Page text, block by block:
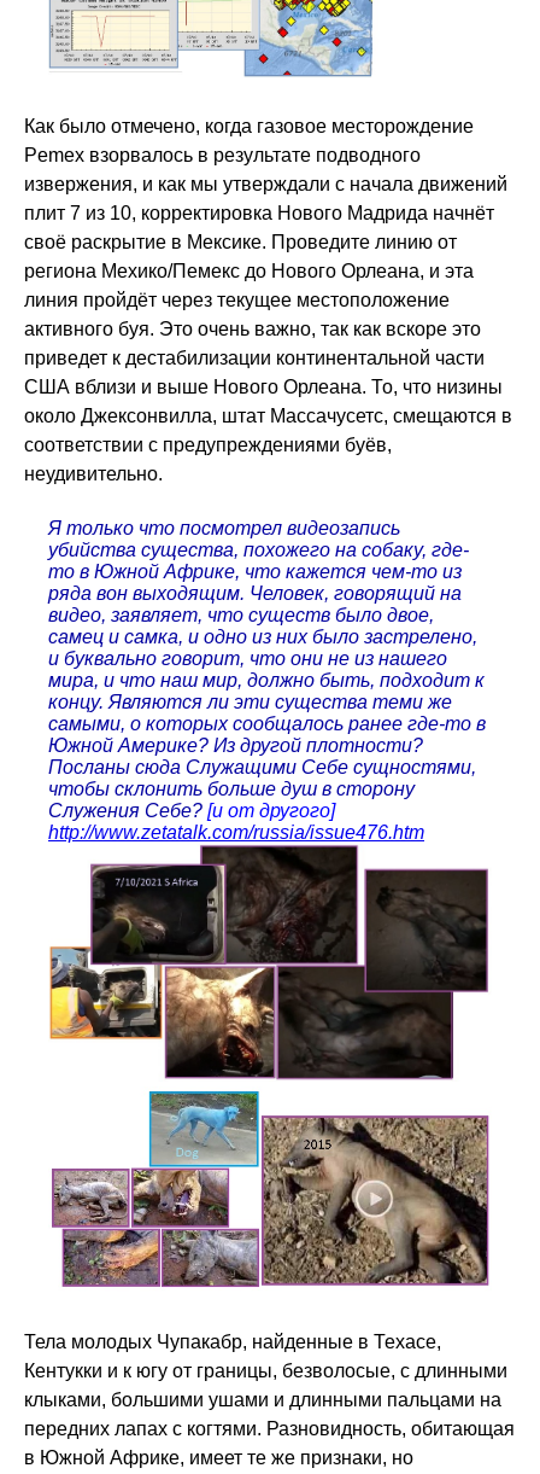
Как было отмечено, когда газовое месторождение
Pemex взорвалось в результате подводного
извержения, и как мы утверждали с начала движений
плит 7 из 10, корректировка Нового Мадрида начнёт
своё раскрытие в Мексике. Проведите линию от
региона Мехико/Пемекс до Нового Орлеана, и эта
линия пройдёт через текущее местоположение
активного буя. Это очень важно, так как вскоре это
приведет к дестабилизации континентальной части
США вблизи и выше Нового Орлеана. То, что низины
около Джексонвилла, штат Массачусетс, смещаются в
соответствии с предупреждениями буёв,
неудивительно.
Я только что посмотрел видеозапись
убийства существа, похожего на собаку, где-
то в Южной Африке, что кажется чем-то из
ряда вон выходящим. Человек, говорящий на
видео, заявляет, что существ было двое,
самец и самка, и одно из них было застрелено,
и буквально говорит, что они не из нашего
мира, и что наш мир, должно быть, подходит к
концу. Являются ли эти существа теми же
самыми, о которых сообщалось ранее где-то в
Южной Америке? Из другой плотности?
Посланы сюда Служащими Себе сущностями,
чтобы склонить больше душ в сторону
Служения Себе? [и от другого]
http://www.zetatalk.com/russia/issue476.htm
Тела молодых Чупакабр, найденные в Техасе,
Кентукки и к югу от границы, безволосые, с длинными
клыками, большими ушами и длинными пальцами на
передних лапах с когтями. Разновидность, обитающая
в Южной Африке, имеет те же признаки, но